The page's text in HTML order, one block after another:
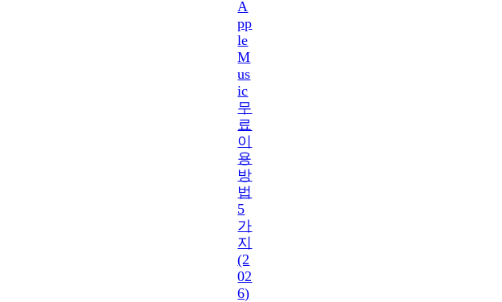
A
pp
le
M
us
ic
무
료
이
용
방
법
5
가
지
(2
02
6)